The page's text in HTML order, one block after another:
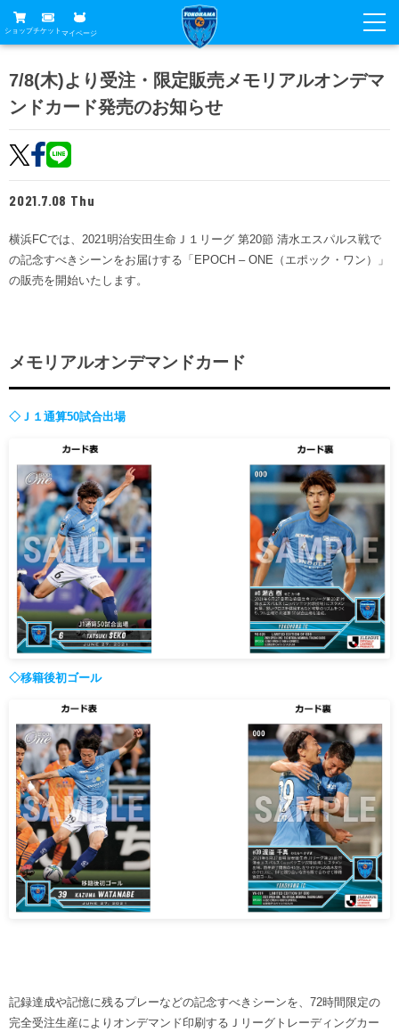
ショップチケット マイページ
グッズ
ホームタウン
トップチーム
試合
試合
試合日程
チケット
チケットガイド
席種・価格表
チケット購入方法
チーム
選手・スタッフ
スケジュール
観戦ガイド
横浜FC観戦ガイド
観戦ルール・マナー
フリ丸のページ
サステナビリティ
ホームタウン活動
横浜FCスポーツクラブ
ニッパツ横浜FCシーガルズ
ゲームスチュワード
学生インターンシップ
クラブメンバー
スタータークラブ
スペシャルコンテンツ
オリジナルビール
アカデミー
育成ビジョン
試合日程・結果
アカデミー選手
アカデミースタッフ
フェニックスクラブ
サッカースクール
チアスクール
パートナー一覧
あしながドリーム基金
お問い合わせ
お問い合わせ
7/8(木)より受注・限定販売メモリアルオンデマ
ンドカード発売のお知らせ
2021.7.08 Thu
横浜FCでは、2021明治安田生命Ｊ１リーグ 第20節 清水エスパルス戦で
の記念すべきシーンをお届けする「EPOCH – ONE（エポック・ワン）」
の販売を開始いたします。
メモリアルオンデマンドカード
◇Ｊ１通算50試合出場
◇移籍後初ゴール
記録達成や記憶に残るプレーなどの記念すべきシーンを、72時間限定の
完全受注生産によりオンデマンド印刷するＪリーグトレーディングカー